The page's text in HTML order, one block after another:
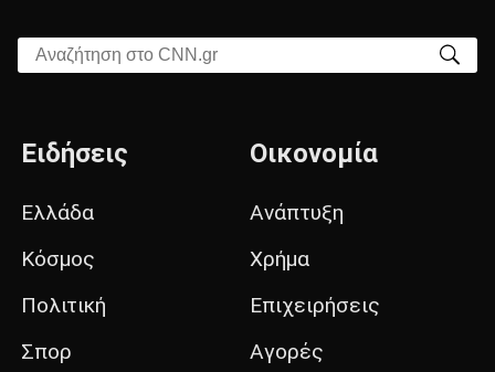
Αναζήτηση στο CNN.gr
Ειδήσεις
Ελλάδα
Κόσμος
Πολιτική
Σπορ
Οικονομία
Ανάπτυξη
Χρήμα
Επιχειρήσεις
Αγορές